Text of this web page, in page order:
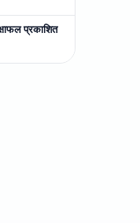
प्रकाशित